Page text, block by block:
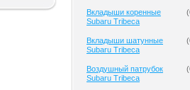
Вкладыши коренные
Subaru Tribeca
(
Вкладыши шатунные
Subaru Tribeca
(
Воздушный патрубок
Subaru Tribeca
(